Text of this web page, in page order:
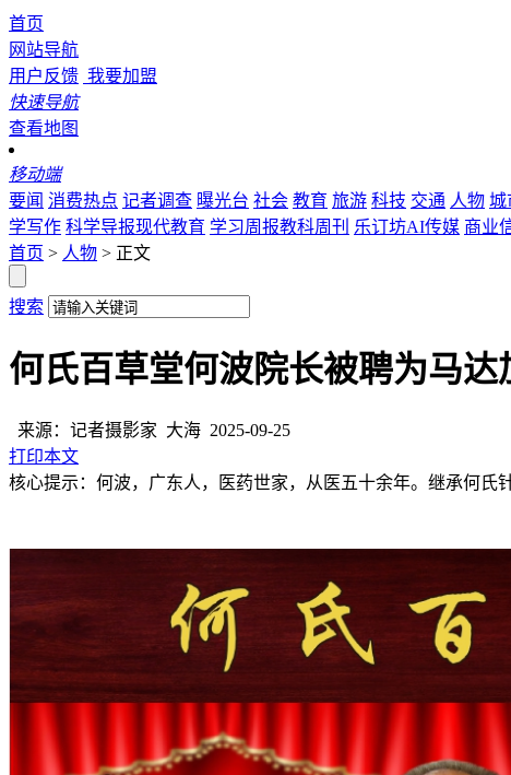
首页
网站导航
用户反馈 我要加盟
快速导航
查看地图
移动端
要闻 消费热点 记者调查 曝光台 社会 教育 旅游 科技 交通 人物 城
学写作 科学导报现代教育 学习周报教科周刊 乐订坊AI传媒 商业
首页 > 人物 > 正文
搜索
何氏百草堂何波院长被聘为马
来源：记者摄影家 大海 2025-09-25
打印本文
核心提示：何波，广东人，医药世家，从医五十余年。继承何氏